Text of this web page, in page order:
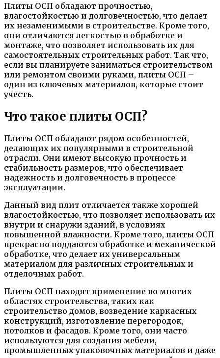
Плиты ОСП обладают прочностью,
влагостойкостью и долговечностью, что делает
их незаменимыми в строительстве. Кроме того,
они отличаются легкостью в обработке и
монтаже, что позволяет использовать их для
самостоятельных строительных работ. Так что,
если вы планируете заниматься строительством
или ремонтом своими руками, плиты ОСП –
один из ключевых материалов, которые стоит
учесть.
Что такое плиты ОСП?
Плиты ОСП обладают рядом особенностей,
делающих их популярными в строительной
отрасли. Они имеют высокую прочность и
стабильность размеров, что обеспечивает
надежность и долговечность в процессе
эксплуатации.
Данный вид плит отличается также хорошей
влагостойкостью, что позволяет использовать их
внутри и снаружи зданий, в условиях
повышенной влажности. Кроме того, плиты ОСП
прекрасно поддаются обработке и механической
обработке, что делает их универсальным
материалом для различных строительных и
отделочных работ.
Плиты ОСП находят применение во многих
областях строительства, таких как
строительство домов, возведение каркасных
конструкций, изготовление перегородок,
потолков и фасадов. Кроме того, они часто
используются для создания мебели,
промышленных упаковочных материалов и даже